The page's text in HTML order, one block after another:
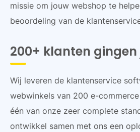
missie om jouw webshop te
beoordeling van de
200+ klanten gingen
Wij leveren de klantenservice
webwinkels van 200 e-
één van onze zeer complete
ontwikkel samen met ons een